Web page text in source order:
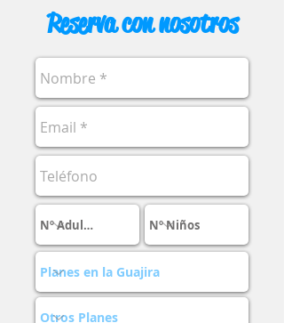
Reserva con nosotros